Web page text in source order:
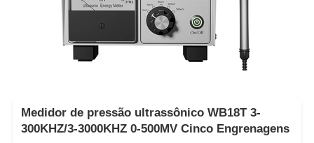
Medidor de pressão ultrassônico WB18T 3-
300KHZ/3-3000KHZ 0-500MV Cinco Engrenagens